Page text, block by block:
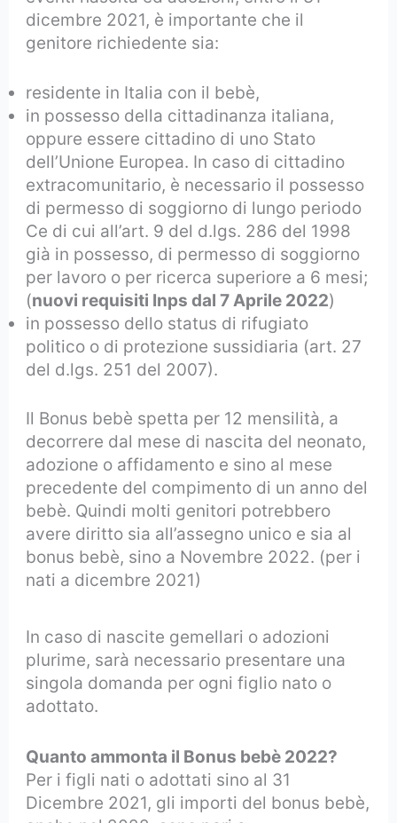
dicembre 2021, è importante che il
genitore richiedente sia:
residente in Italia con il bebè,
in possesso della cittadinanza italiana,
oppure essere cittadino di uno Stato
dell’Unione Europea. In caso di cittadino
extracomunitario, è necessario il possesso
di permesso di soggiorno di lungo periodo
Ce di cui all’art. 9 del d.lgs. 286 del 1998
già in possesso, di permesso di soggiorno
per lavoro o per ricerca superiore a 6 mesi;
(nuovi requisiti Inps dal 7 Aprile 2022)
in possesso dello status di rifugiato
politico o di protezione sussidiaria (art. 27
del d.lgs. 251 del 2007).
Il Bonus bebè spetta per 12 mensilità, a
decorrere dal mese di nascita del neonato,
adozione o affidamento e sino al mese
precedente del compimento di un anno del
bebè. Quindi molti genitori potrebbero
avere diritto sia all’assegno unico e sia al
bonus bebè, sino a Novembre 2022. (per i
nati a dicembre 2021)
In caso di nascite gemellari o adozioni
plurime, sarà necessario presentare una
singola domanda per ogni figlio nato o
adottato.
Quanto ammonta il Bonus bebè 2022?
Per i figli nati o adottati sino al 31
Dicembre 2021, gli importi del bonus bebè,